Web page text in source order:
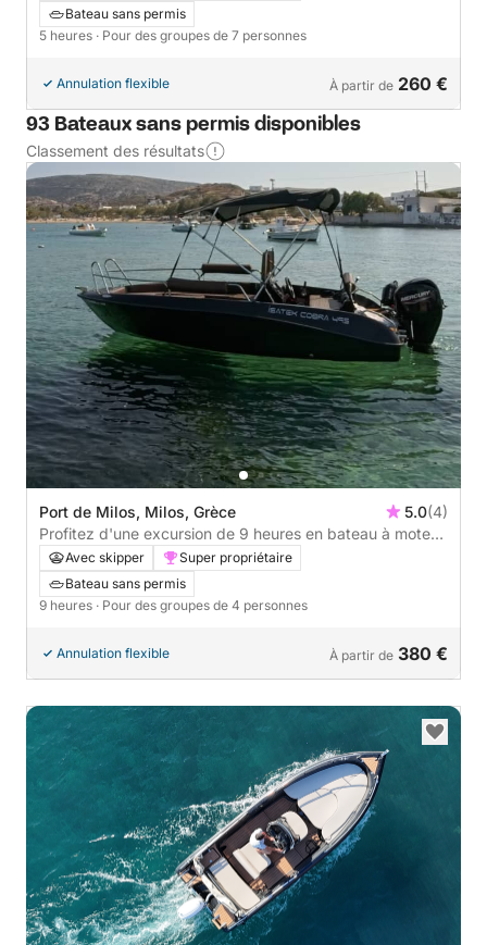
Bateau sans permis
5 heures · Pour des groupes de 7 personnes
Annulation flexible À partir de 260 €
93 Bateaux sans permis disponibles
Classement des résultats
Port de Milos, Milos, Grèce 5.0(4)
Profitez d'une excursion de 9 heures en bateau à moteur
pour explorer le port de Milos, à Milos.
Avec skipper
Super propriétaire
Bateau sans permis
9 heures · Pour des groupes de 4 personnes
Annulation flexible À partir de 380 €